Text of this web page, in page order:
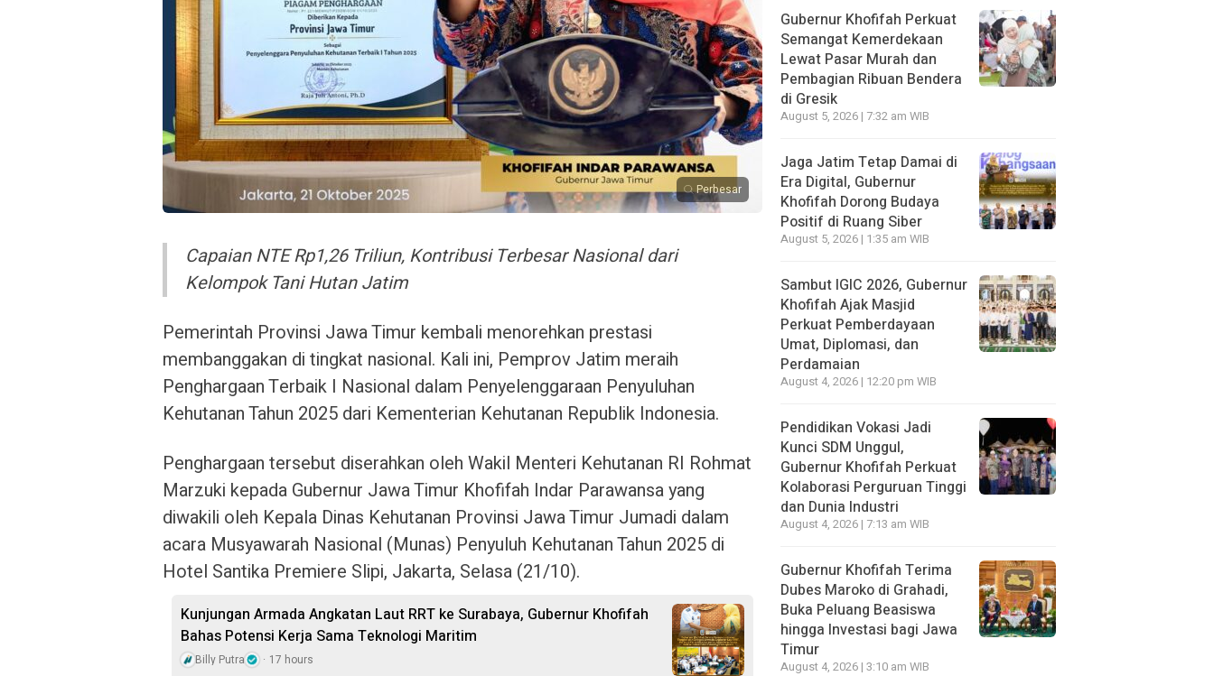
Perbesar
Capaian NTE Rp1,26 Triliun, Kontribusi Terbesar Nasional dari
Kelompok Tani Hutan Jatim
Pemerintah Provinsi Jawa Timur kembali menorehkan prestasi
membanggakan di tingkat nasional. Kali ini, Pemprov Jatim meraih
Penghargaan Terbaik I Nasional dalam Penyelenggaraan Penyuluhan
Kehutanan Tahun 2025 dari Kementerian Kehutanan Republik Indonesia.
Penghargaan tersebut diserahkan oleh Wakil Menteri Kehutanan RI Rohmat
Marzuki kepada Gubernur Jawa Timur Khofifah Indar Parawansa yang
diwakili oleh Kepala Dinas Kehutanan Provinsi Jawa Timur Jumadi dalam
acara Musyawarah Nasional (Munas) Penyuluh Kehutanan Tahun 2025 di
Hotel Santika Premiere Slipi, Jakarta, Selasa (21/10).
Kunjungan Armada Angkatan Laut RRT ke Surabaya, Gubernur Khofifah
Bahas Potensi Kerja Sama Teknologi Maritim
Billy Putra 17 hours
Gubernur Khofifah Perkuat
Semangat Kemerdekaan
Lewat Pasar Murah dan
Pembagian Ribuan Bendera
di Gresik
August 5, 2026 | 7:32 am WIB
Jaga Jatim Tetap Damai di
Era Digital, Gubernur
Khofifah Dorong Budaya
Positif di Ruang Siber
August 5, 2026 | 1:35 am WIB
Sambut IGIC 2026, Gubernur
Khofifah Ajak Masjid
Perkuat Pemberdayaan
Umat, Diplomasi, dan
Perdamaian
August 4, 2026 | 12:20 pm WIB
Pendidikan Vokasi Jadi
Kunci SDM Unggul,
Gubernur Khofifah Perkuat
Kolaborasi Perguruan Tinggi
dan Dunia Industri
August 4, 2026 | 7:13 am WIB
Gubernur Khofifah Terima
Dubes Maroko di Grahadi,
Buka Peluang Beasiswa
hingga Investasi bagi Jawa
Timur
August 4, 2026 | 3:10 am WIB